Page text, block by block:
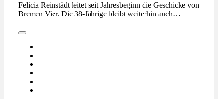
Felicia Reinstädt leitet seit Jahresbeginn die Geschicke von
Bremen Vier. Die 38-Jährige bleibt weiterhin auch…